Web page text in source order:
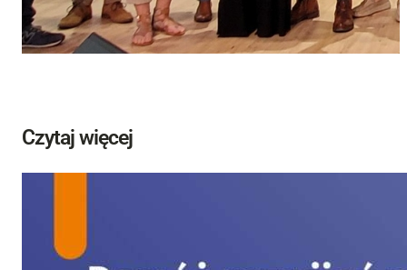
Czytaj więcej